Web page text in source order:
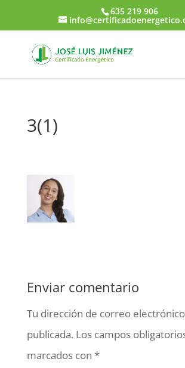
635 219 906
3(1)
Enviar comentario
Tu dirección de correo
publicada. Los campos
marcados con *